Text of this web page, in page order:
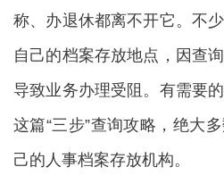
称、办退休都离不开它。不
自己的档案存放地点，因查
导致业务办理受阻。有需要
这篇“三步”查询攻略，绝大
己的人事档案存放机构。